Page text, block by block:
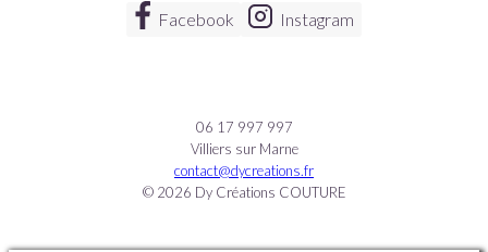
Facebook Instagram
06 17 997 997
Villiers sur Marne
contact@dycreations.fr
© 2026 Dy Créations COUTURE